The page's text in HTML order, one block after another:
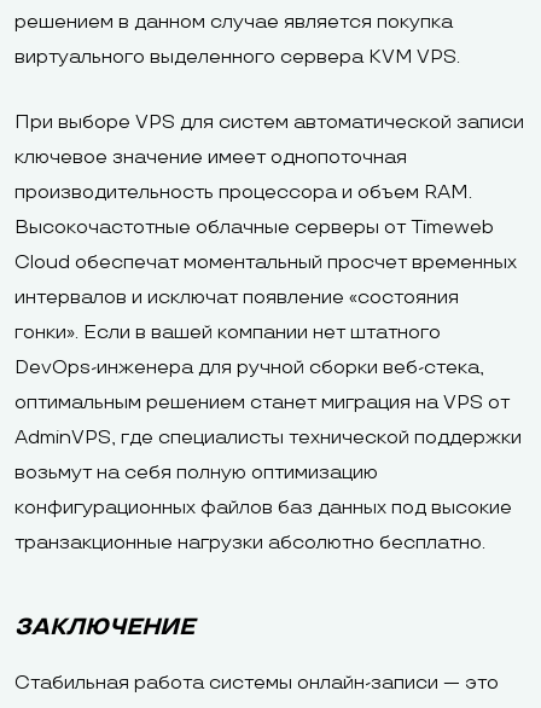
решением в данном случае является покупка
виртуального выделенного сервера KVM VPS.
При выборе VPS для систем автоматической записи
ключевое значение имеет однопоточная
производительность процессора и объем RAM.
Высокочастотные облачные серверы от Timeweb
Cloud обеспечат моментальный просчет временных
интервалов и исключат появление «состояния
гонки». Если в вашей компании нет штатного
DevOps-инженера для ручной сборки веб-стека,
оптимальным решением станет миграция на VPS от
AdminVPS, где специалисты технической поддержки
возьмут на себя полную оптимизацию
конфигурационных файлов баз данных под высокие
транзакционные нагрузки абсолютно бесплатно.
ЗАКЛЮЧЕНИЕ
Стабильная работа системы онлайн-записи — это